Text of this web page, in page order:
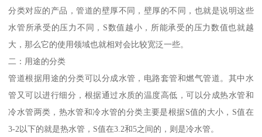
分类对应的产品，管道的壁厚不同，壁厚的不同，也就是说明这些
水管所承受的压力不同，S数值越小，所能承受的压力数值也就越
大，那么它的使用领域也就相对会比较宽泛一些。
二：用途的分类
管道根据用途的分类可以分成水管，电路套管和燃气管道。其中水
管又可以进行细分，根据通过水质的温度高低，可以分成热水管和
冷水管两类，热水管和冷水管的分类主要是根据S值的大小，S值在
3-2以下的就是热水管，S值在3.2和5之间的，则是冷水管。